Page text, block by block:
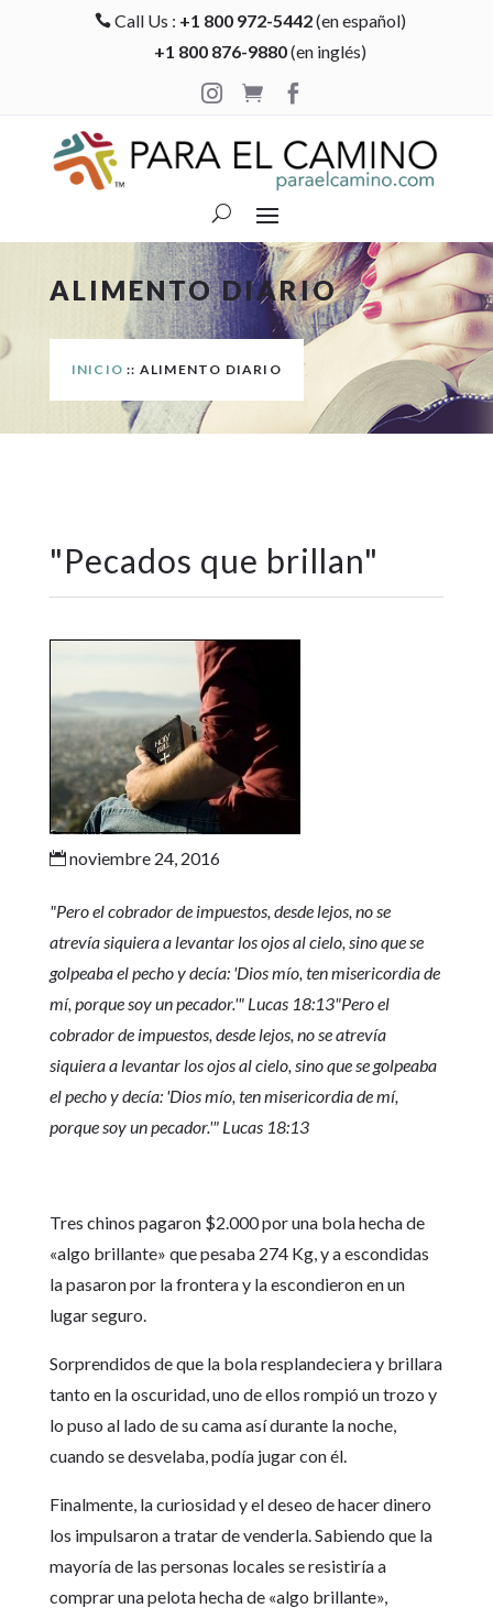
 Call Us : +1 800 972-5442(en español)
+1 800 876-9880(en inglés)

 
ALIMENTO DIARIO
INICIO :: ALIMENTO DIARIO
"Pecados que brillan"
noviembre 24, 2016
"Pero el cobrador de impuestos, desde lejos, no se
atrevía siquiera a levantar los ojos al cielo, sino que se
golpeaba el pecho y decía: 'Dios mío, ten misericordia de
mí, porque soy un pecador.'"Lucas 18:13"Pero el
cobrador de impuestos, desde lejos, no se atrevía
siquiera a levantar los ojos al cielo, sino que se golpeaba
el pecho y decía: 'Dios mío, ten misericordia de mí,
porque soy un pecador.'"Lucas 18:13
Tres chinos pagaron $2.000 por una bola hecha de
«algo brillante» que pesaba 274 Kg, y a escondidas
la pasaron por la frontera y la escondieron en un
lugar seguro.
Sorprendidos de que la bola resplandeciera y brillara
tanto en la oscuridad, uno de ellos rompió un trozo y
lo puso al lado de su cama así durante la noche,
cuando se desvelaba, podía jugar con él.
Finalmente, la curiosidad y el deseo de hacer dinero
los impulsaron a tratar de venderla. Sabiendo que la
mayoría de las personas locales se resistiría a
comprar una pelota hecha de «algo brillante»,